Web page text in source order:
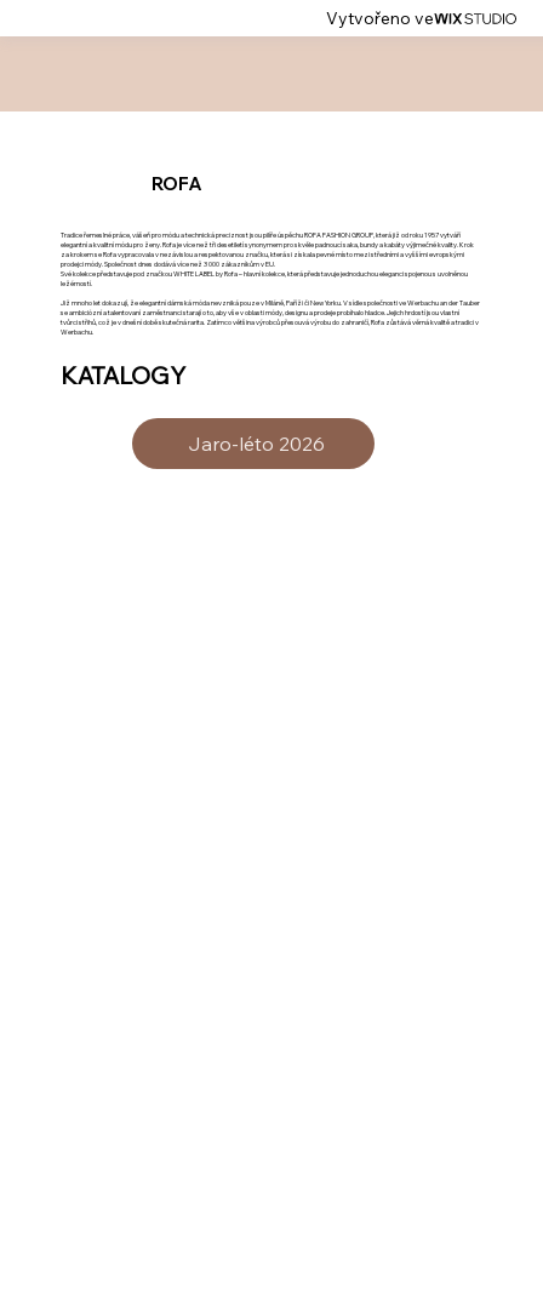
Vytvořeno ve
ROFA
Tradice řemeslné práce, vášeň pro módu a technická preciznost jsou pilíře úspěchu ROFA FASHION GROUP, která již od roku 1957 vytváří
elegantní a kvalitní módu pro ženy. Rofa je více než tři desetiletí synonymem pro skvěle padnoucí saka, bundy a kabáty výjimečné kvality. Krok
za krokem se Rofa vypracovala v nezávislou a respektovanou značku, která si získala pevné místo mezi středními a vyššími evropskými
prodejci módy. Společnost dnes dodává více než 3 000 zákazníkům v EU.
Své kolekce představuje pod značkou WHITE LABEL by Rofa – hlavní kolekce, která představuje jednoduchou eleganci spojenou s uvolněnou
ležérností.
Již mnoho let dokazují, že elegantní dámská móda nevzniká pouze v Miláně, Paříži či New Yorku. V sídle společnosti ve Werbachu an der Tauber
se ambiciózní a talentovaní zaměstnanci starají o to, aby vše v oblasti módy, designu a prodeje probíhalo hladce. Jejich hrdostí jsou vlastní
tvůrci střihů, což je v dnešní době skutečná rarita. Zatímco většina výrobců přesouvá výrobu do zahraničí, Rofa zůstává věrná kvalitě a tradici v
Werbachu.
KATALOGY
Jaro-léto 2026